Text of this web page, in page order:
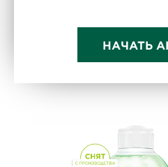
НАЧАТЬ